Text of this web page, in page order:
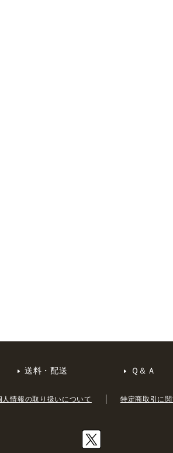
送料・配送 Ｑ＆Ａ
情報の取り扱いについて 特定商取引に